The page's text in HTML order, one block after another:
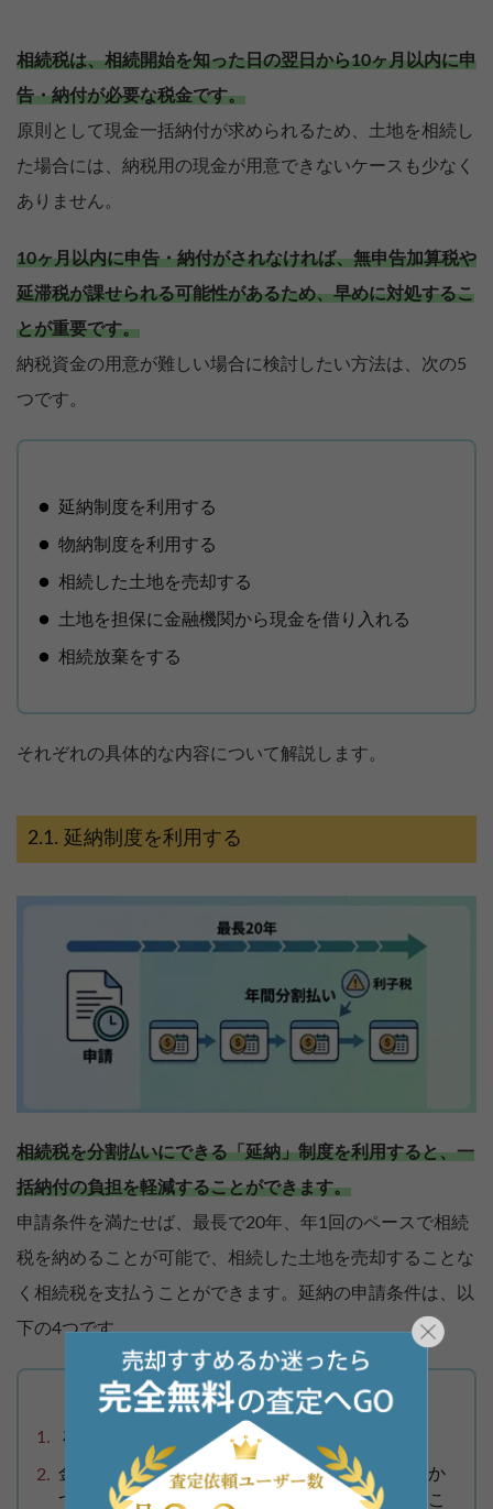
相続税は、相続開始を知った日の翌日から10ヶ月以内に申
告・納付が必要な税金です。
原則として現金一括納付が求められるため、土地を相続し
た場合には、納税用の現金が用意できないケースも少なく
ありません。
10ヶ月以内に申告・納付がされなければ、無申告加算税や
延滞税が課せられる可能性があるため、早めに対処するこ
とが重要です。
納税資金の用意が難しい場合に検討したい方法は、次の5
つです。
延納制度を利用する
物納制度を利用する
相続した土地を売却する
土地を担保に金融機関から現金を借り入れる
相続放棄をする
それぞれの具体的な内容について解説します。
延納制度を利用する
相続税を分割払いにできる「延納」制度を利用すると、一
括納付の負担を軽減することができます。
申請条件を満たせば、最長で20年、年1回のペースで相続
税を納めることが可能で、相続した土地を売却することな
く相続税を支払うことができます。延納の申請条件は、以
下の4つです。
相続税額が10万円を超えること。
金銭で納付することを困難とする事由があり、か
つ、その納付を困難とする金額の範囲内であるこ